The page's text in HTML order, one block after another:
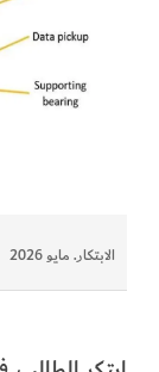
فن وثقافة
كوكب دبي
الابتكار. مايو 2026